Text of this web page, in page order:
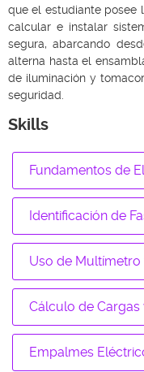
que el estudiante posee
calcular e instalar
segura, abarcando
alterna hasta el
de iluminación y
seguridad.
Skills
Fundamentos de
Identificación de
Uso de
Cálculo de
Empalmes